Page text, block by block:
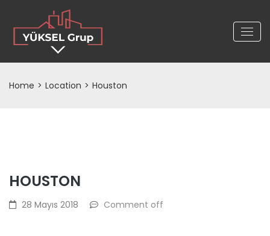
Home > Location > Houston
HOUSTON
28 Mayıs 2018 Comment off